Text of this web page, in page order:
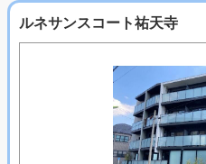
ルネサンスコート祐天寺